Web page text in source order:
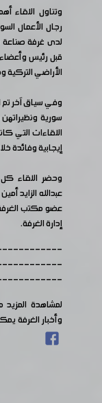
وتناول اللقاء
رجال الأعمال
لدى غرفة
قبل رئيس
الأراضي
وفي سياق آخر تم
سورية
اللقاءات التي
إيجابية وفائدة
وحضر اللقاء
عبدالله الزايد
عضو مكتب
إدارة الغرفة.
لمشاهدة
وأخبار الغرفة